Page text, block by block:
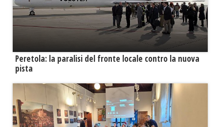
Peretola: la paralisi del fronte locale contro la nuova
pista